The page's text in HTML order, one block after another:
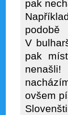
pak
V
pak
nenašli!
ovšem